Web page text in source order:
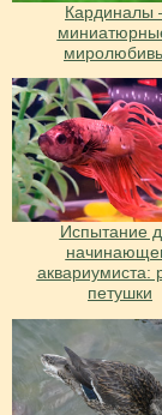
Испытание
аквариумиста:
петушки